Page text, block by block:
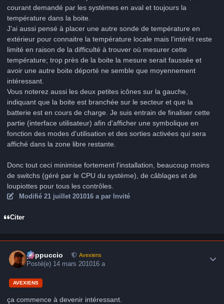
courant demandé par les systèmes en aval et toujours la
température dans la boite.
J'ai aussi pensé à placer une autre sonde de température en
extérieur pour connaitre la température locale mais l'intérêt reste
limité en raison de la difficulté à trouver où mesurer cette
température; trop près de la boite la mesure serait faussée et
avoir une autre boite déporté ne semble que moyennement
intéressant.
Vous noterez aussi les deux petites icônes sur la gauche,
indiquant que la boite est branchée sur le secteur et que la
batterie est en cours de charge. Je suis entrain de finaliser cette
partie (interface utilisateur) afin d'afficher une symbolique en
fonction des modes d'utilisation et des sorties activées qui sera
affiché dans la zone libre restante.
Donc tout ceci minimise fortement l'installation, beaucoup moins
de switchs (géré par le CPU du système), de câblages et de
loupiottes pour tous les contrôles.
Modifié 21 juillet 201016 apar Invité
Citer
peppuccio Avexiens
Posté(e) 14 mars 201016 a
AVEXIENS
ça commence à devenir intéressant.